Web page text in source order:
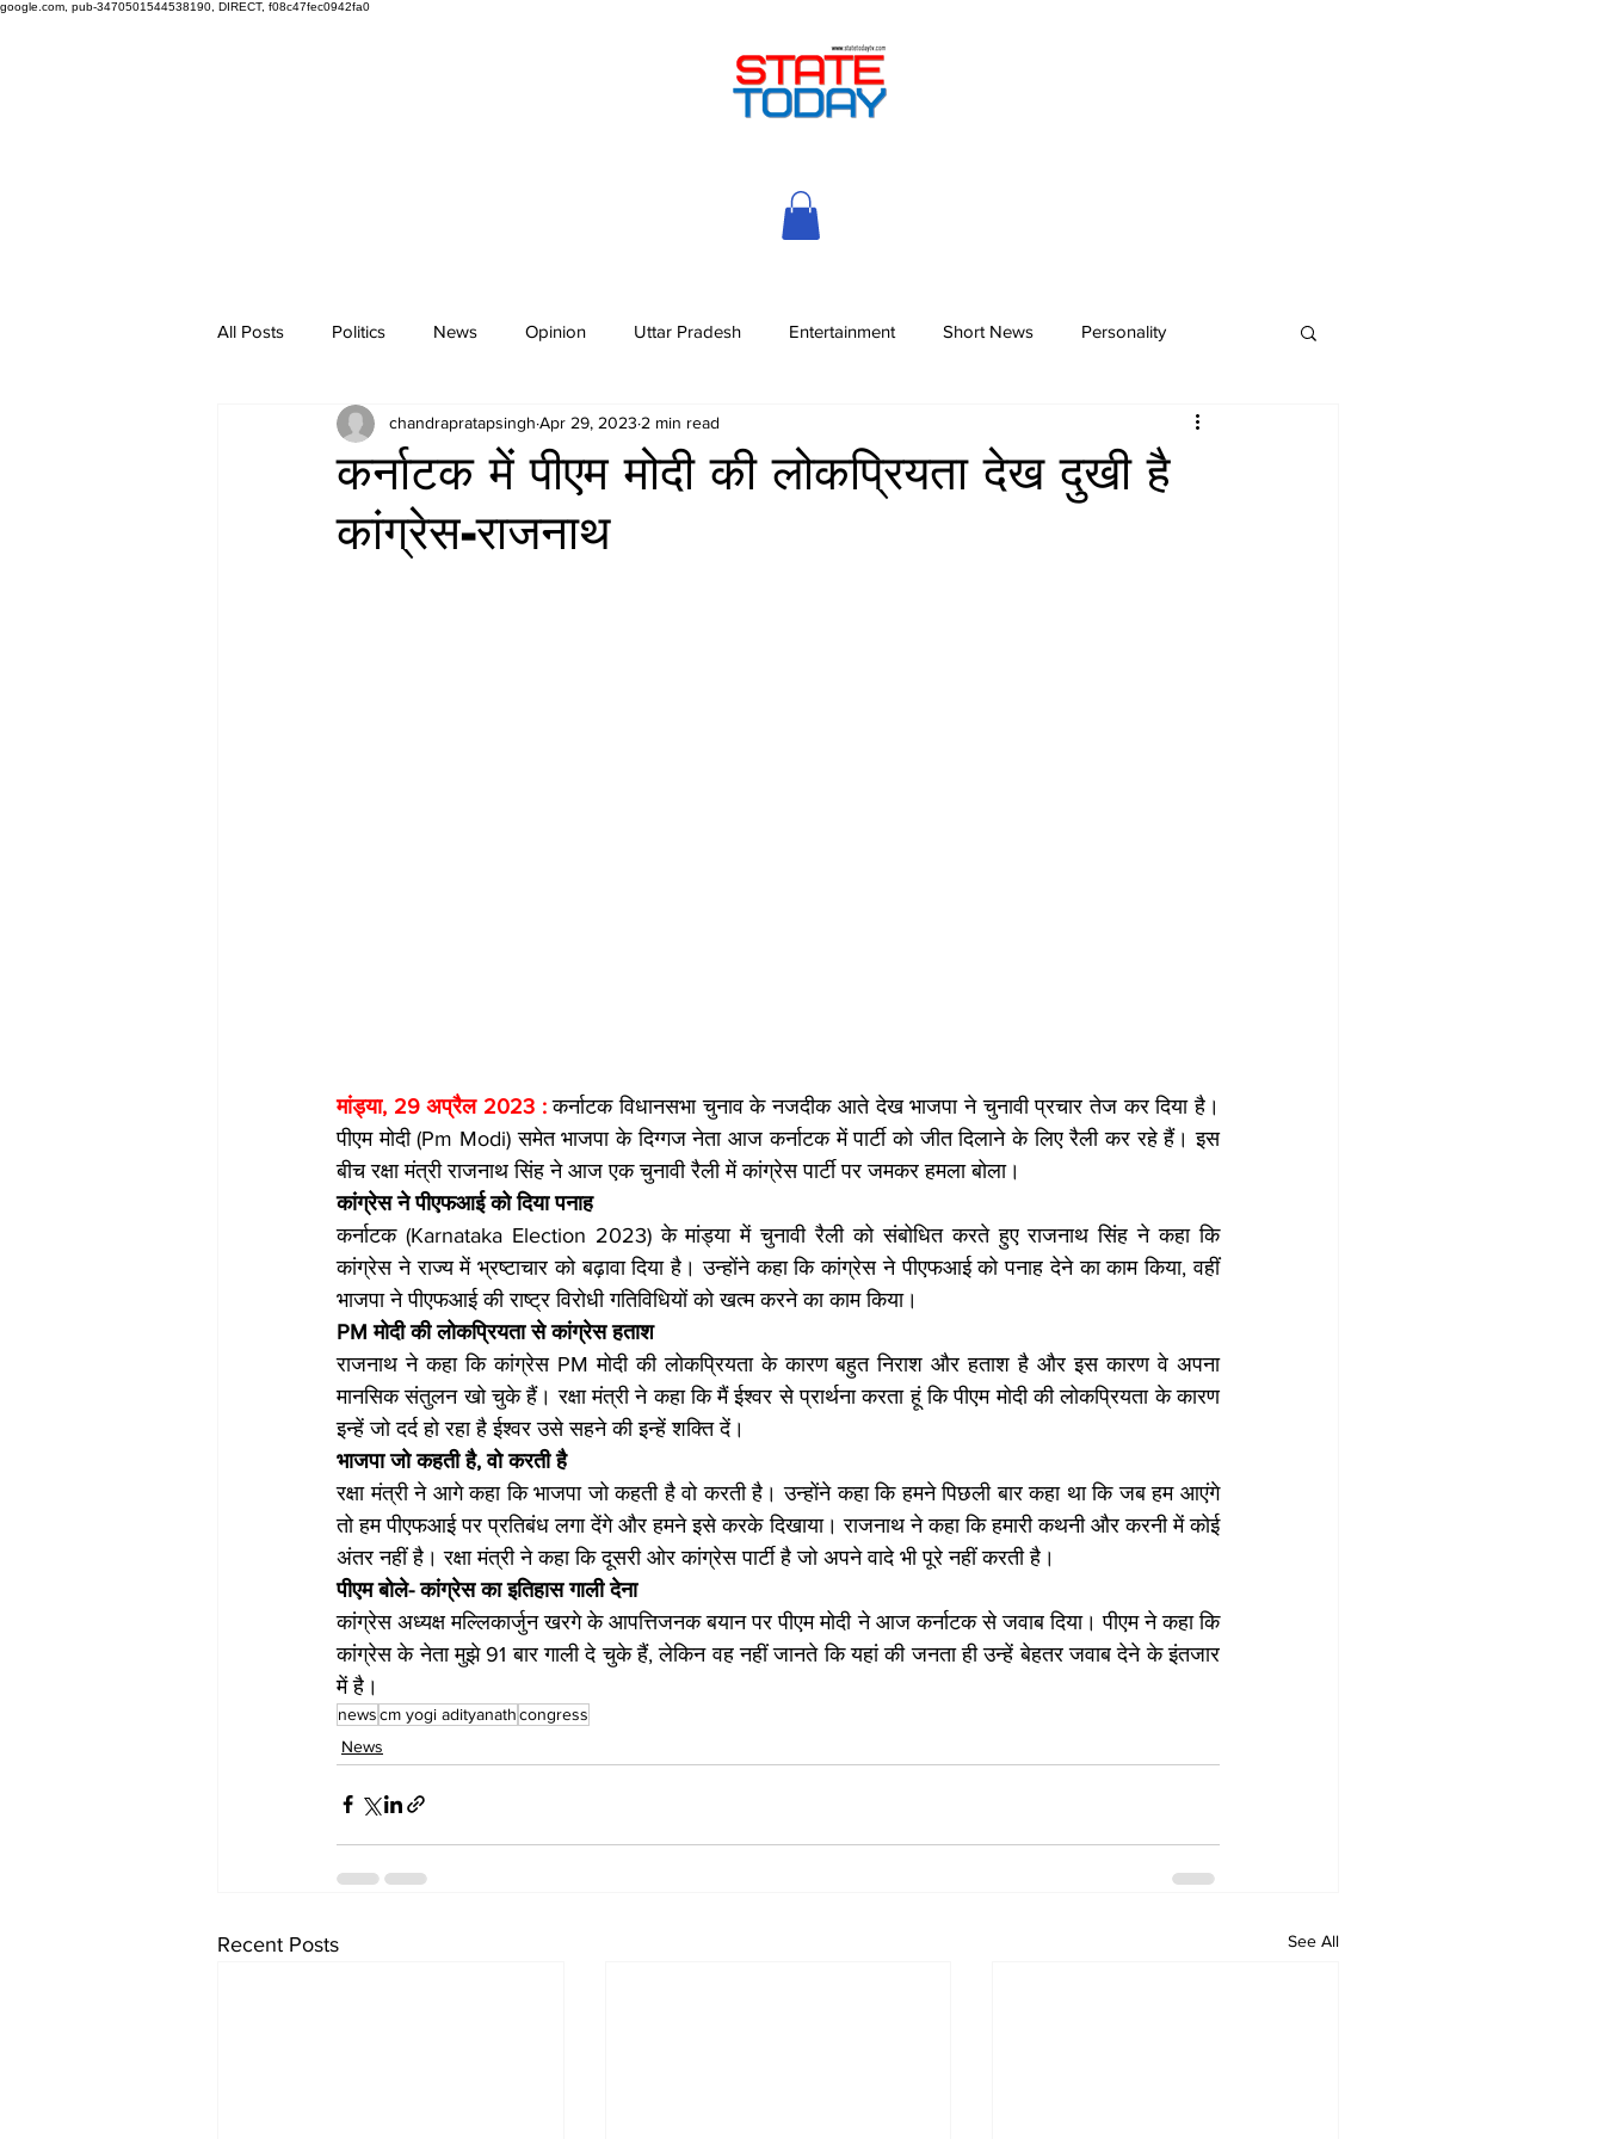
google.com, pub-3470501544538190, DIRECT, f08c47fec0942fa0
All Posts Politics News Opinion Uttar Pradesh Entertainment Short News Personality
कर्नाटक में पीएम मोदी की लोकप्रियता देख दुखी है
कांग्रेस-राजनाथ
chandrapratapsingh Apr 29, 2023 2 min read
मांड्या, 29 अप्रैल 2023 : कर्नाटक विधानसभा चुनाव के नजदीक आते देख भाजपा ने चुनावी प्रचार तेज कर दिया है।
पीएम मोदी (Pm Modi) समेत भाजपा के दिग्गज नेता आज कर्नाटक में पार्टी को जीत दिलाने के लिए रैली कर रहे हैं। इस
बीच रक्षा मंत्री राजनाथ सिंह ने आज एक चुनावी रैली में कांग्रेस पार्टी पर जमकर हमला बोला।
कांग्रेस ने पीएफआई को दिया पनाह
कर्नाटक (Karnataka Election 2023) के मांड्या में चुनावी रैली को संबोधित करते हुए राजनाथ सिंह ने कहा कि
कांग्रेस ने राज्य में भ्रष्टाचार को बढ़ावा दिया है। उन्होंने कहा कि कांग्रेस ने पीएफआई को पनाह देने का काम किया, वहीं
भाजपा ने पीएफआई की राष्ट्र विरोधी गतिविधियों को खत्म करने का काम किया।
PM मोदी की लोकप्रियता से कांग्रेस हताश
राजनाथ ने कहा कि कांग्रेस PM मोदी की लोकप्रियता के कारण बहुत निराश और हताश है और इस कारण वे अपना
मानसिक संतुलन खो चुके हैं। रक्षा मंत्री ने कहा कि मैं ईश्वर से प्रार्थना करता हूं कि पीएम मोदी की लोकप्रियता के कारण
इन्हें जो दर्द हो रहा है ईश्वर उसे सहने की इन्हें शक्ति दें।
भाजपा जो कहती है, वो करती है
रक्षा मंत्री ने आगे कहा कि भाजपा जो कहती है वो करती है। उन्होंने कहा कि हमने पिछली बार कहा था कि जब हम आएंगे
तो हम पीएफआई पर प्रतिबंध लगा देंगे और हमने इसे करके दिखाया। राजनाथ ने कहा कि हमारी कथनी और करनी में कोई
अंतर नहीं है। रक्षा मंत्री ने कहा कि दूसरी ओर कांग्रेस पार्टी है जो अपने वादे भी पूरे नहीं करती है।
पीएम बोले- कांग्रेस का इतिहास गाली देना
कांग्रेस अध्यक्ष मल्लिकार्जुन खरगे के आपत्तिजनक बयान पर पीएम मोदी ने आज कर्नाटक से जवाब दिया। पीएम ने कहा कि
कांग्रेस के नेता मुझे 91 बार गाली दे चुके हैं, लेकिन वह नहीं जानते कि यहां की जनता ही उन्हें बेहतर जवाब देने के इंतजार
में है।
newscm yogi adityanathcongress
News
Recent Posts See All